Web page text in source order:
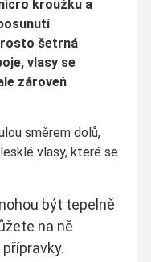
kroužku a
šetrná
vlasy se
zároveň
směrem dolů,
vlasy, které se
být tepelně
na ně